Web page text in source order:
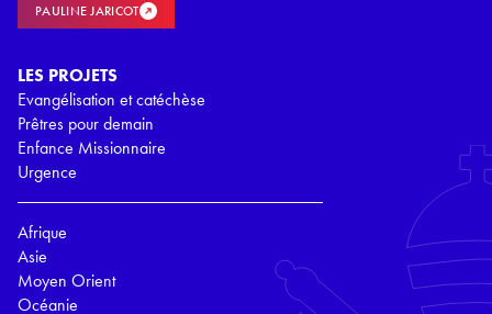
PAULINE JARICOT
LES PROJETS
Evangélisation et catéchèse
Prêtres pour demain
Enfance Missionnaire
Urgence
Afrique
Asie
Moyen Orient
Océanie